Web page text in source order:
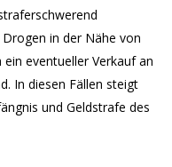
in der Nähe von
eventueller Verkauf an
In diesen Fällen steigt
und Geldstrafe des